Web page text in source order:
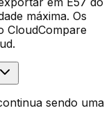
máxima. Os
CloudCompare
sendo uma